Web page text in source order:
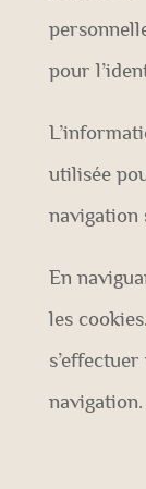
pour
utilisée
navigation
En
les
navigation.